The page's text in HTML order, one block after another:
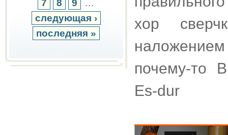
7 8 9
…
следующая ›
последняя »
хор
почему-то
Es-dur